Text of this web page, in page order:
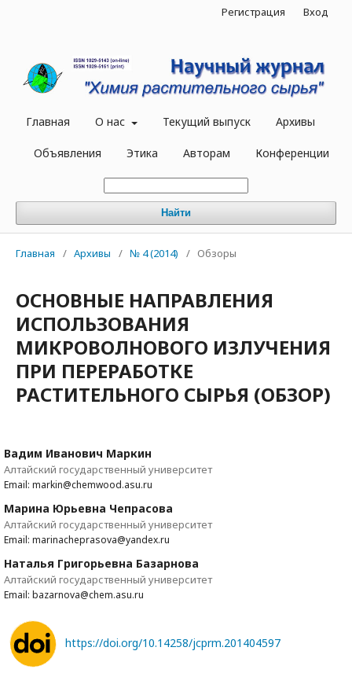
Главная О нас Текущий выпуск Архивы
Объявления Этика Авторам Конференции
Найти
Регистрация Вход
Главная / Архивы / № 4 (2014) / Обзоры
ОСНОВНЫЕ НАПРАВЛЕНИЯ
ИСПОЛЬЗОВАНИЯ
МИКРОВОЛНОВОГО ИЗЛУЧЕНИЯ
ПРИ ПЕРЕРАБОТКЕ
РАСТИТЕЛЬНОГО СЫРЬЯ (ОБЗОР)
Вадим Иванович Маркин
Алтайский государственный университет
Email: markin@chemwood.asu.ru
Марина Юрьевна Чепрасова
Алтайский государственный университет
Email: marinacheprasova@yandex.ru
Наталья Григорьевна Базарнова
Алтайский государственный университет
Email: bazarnova@chem.asu.ru
https://doi.org/10.14258/jcprm.201404597